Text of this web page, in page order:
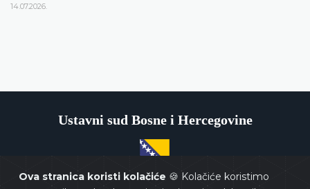
Ova stranica koristi kolačiće 🍪 Kolačiće koristimo
14.07.2026.
Ustavni sud Bosne i Hercegovine